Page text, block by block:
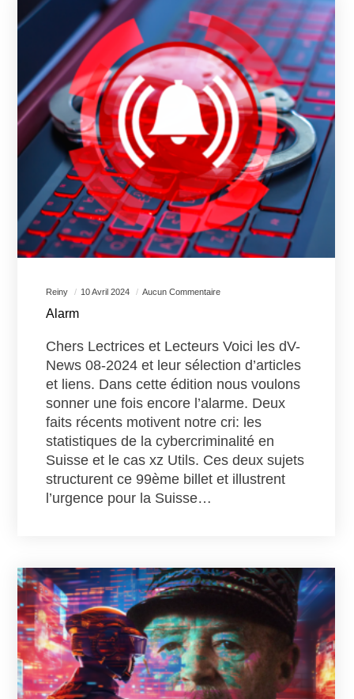
Reiny 10 Avril 2024 Aucun Commentaire
Alarm
Chers Lectrices et Lecteurs Voici les dV-
News 08-2024 et leur sélection d’articles
et liens. Dans cette édition nous voulons
sonner une fois encore l’alarme. Deux
faits récents motivent notre cri: les
statistiques de la cybercriminalité en
Suisse et le cas xz Utils. Ces deux sujets
structurent ce 99ème billet et illustrent
l’urgence pour la Suisse…